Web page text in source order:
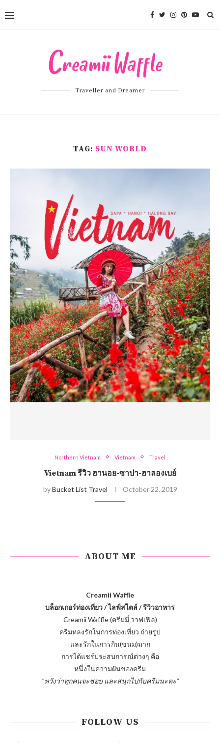
Traveller and Dreamer
TAG: SUN WORLD
Northern Vietnam Vietnam Travel
Vietnam รีวิว ฮานอย-ซาปา-ฮาลองเบย์
byBucket List Travel October 22, 2019
ABOUT ME
Creamii Waffle
บล็อกเกอร์ท่องเที่ยว / ไลฟ์สไตล์ / รีวิวอาหาร
Creamii Waffle (ครีมมี่ วาฟเฟิล)
ครีมหลงรักในการท่องเที่ยว ถ่ายรูป
และรักในการกิน(ขนม)มาก
การได้แชร์ประสบการณ์ต่างๆ คือ
หนึ่งในความฝันของครีม
"หวังว่าทุกคนจะชอบ และสนุกไปกับครีมนะคะ"
FOLLOW US